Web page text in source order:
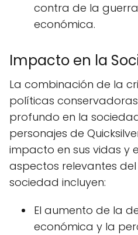
contra de la
económica.
Impacto en la
La combinación de la
políticas
profundo en la
personajes de
impacto en sus vidas y
aspectos relevantes
sociedad incluyen:
El aumento de la
económica y la